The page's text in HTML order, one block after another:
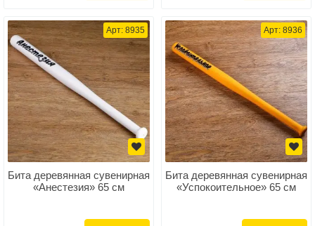
Арт: 8935
Бита деревянная сувенирная
«Анестезия» 65 см
Арт: 8936
Бита деревянная сувенирная
«Успокоительное» 65 см